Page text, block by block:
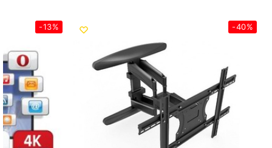
-40%
-13%